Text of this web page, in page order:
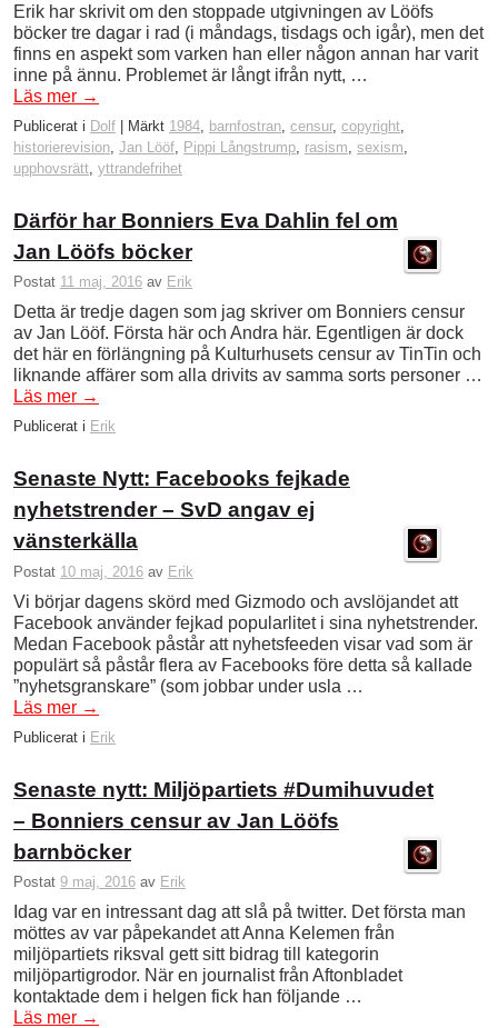
Erik har skrivit om den stoppade utgivningen av Lööfs
böcker tre dagar i rad (i måndags, tisdags och igår), men det
finns en aspekt som varken han eller någon annan har varit
inne på ännu. Problemet är långt ifrån nytt, …
Läs mer →
Publicerat i Dolf | Märkt 1984 barnfostran censur, copyright
historierevision Jan Lööf Pippi Långstrump rasism sexism
upphovsrätt yttrandefrihet
Därför har Bonniers Eva Dahlin fel om
Jan Lööfs böcker
Postat 11 maj, 2016 av Erik
Detta är tredje dagen som jag skriver om Bonniers censur
av Jan Lööf. Första här och Andra här. Egentligen är dock
det här en förlängning på Kulturhusets censur av TinTin och
liknande affärer som alla drivits av samma sorts personer …
Läs mer →
Publicerat i Erik
Senaste Nytt: Facebooks fejkade
nyhetstrender – SvD angav ej
vänsterkälla
Postat 10 maj, 2016 av Erik
Vi börjar dagens skörd med Gizmodo och avslöjandet att
Facebook använder fejkad popularlitet i sina nyhetstrender.
Medan Facebook påstår att nyhetsfeeden visar vad som är
populärt så påstår flera av Facebooks före detta så kallade
”nyhetsgranskare” (som jobbar under usla …
Läs mer →
Publicerat i Erik
Senaste nytt: Miljöpartiets #Dumihuvudet
– Bonniers censur av Jan Lööfs
barnböcker
Postat 9 maj, 2016 av Erik
Idag var en intressant dag att slå på twitter. Det första man
möttes av var påpekandet att Anna Kelemen från
miljöpartiets riksval gett sitt bidrag till kategorin
miljöpartigrodor. När en journalist från Aftonbladet
kontaktade dem i helgen fick han följande …
Läs mer →